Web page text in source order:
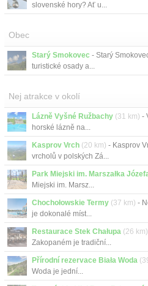
slovenské hory? Ať u...
Obec
Starý Smokovec - Starý
turistické osady a...
Nej atrakce v okolí
Lázně Vyšné Ružbachy (31 km) -
horské lázně na...
Kasprov Vrch (20 km) - Kasprov
vrcholů v polských Zá...
Park Miejski im. Marszałka
Miejski im. Marsz...
Chochołowskie Termy (37 km) -
je dokonalé míst...
Restaurace Stek Chałupa (26 km)
Zakopaném je tradiční...
Přírodní rezervace Biała Woda
Woda je jední...